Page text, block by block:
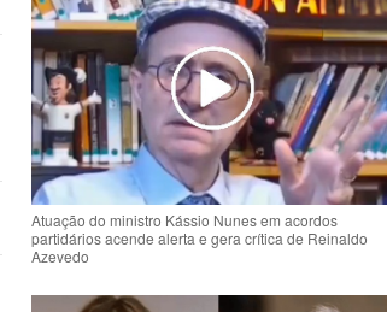
Atuação do ministro Kássio Nunes em acordos
partidários acende alerta e gera crítica de Reinaldo
Azevedo